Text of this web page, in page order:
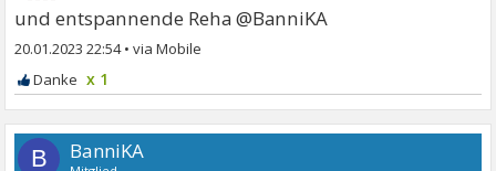
und entspannende Reha @BanniKA
20.01.2023 22:54•
x 1
B BanniKA